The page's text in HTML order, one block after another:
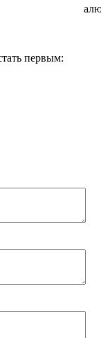
первым: